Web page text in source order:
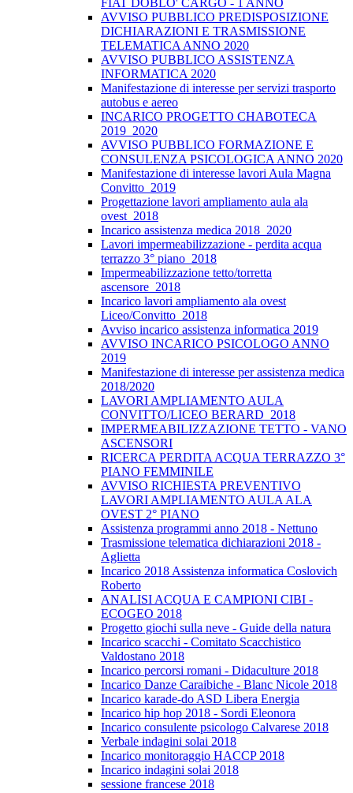
FIAT DOBLO' CARGO - 1 ANNO
AVVISO PUBBLICO PREDISPOSIZIONE
DICHIARAZIONI E TRASMISSIONE
TELEMATICA ANNO 2020
AVVISO PUBBLICO ASSISTENZA
INFORMATICA 2020
Manifestazione di interesse per servizi trasporto
autobus e aereo
INCARICO PROGETTO CHABOTECA
2019_2020
AVVISO PUBBLICO FORMAZIONE E
CONSULENZA PSICOLOGICA ANNO 2020
Manifestazione di interesse lavori Aula Magna
Convitto_2019
Progettazione lavori ampliamento aula ala
ovest_2018
Incarico assistenza medica 2018_2020
Lavori impermeabilizzazione - perdita acqua
terrazzo 3° piano_2018
Impermeabilizzazione tetto/torretta
ascensore_2018
Incarico lavori ampliamento ala ovest
Liceo/Convitto_2018
Avviso incarico assistenza informatica 2019
AVVISO INCARICO PSICOLOGO ANNO
2019
Manifestazione di interesse per assistenza medica
2018/2020
LAVORI AMPLIAMENTO AULA
CONVITTO/LICEO BERARD_2018
IMPERMEABILIZZAZIONE TETTO - VANO
ASCENSORI
RICERCA PERDITA ACQUA TERRAZZO 3°
PIANO FEMMINILE
AVVISO RICHIESTA PREVENTIVO
LAVORI AMPLIAMENTO AULA ALA
OVEST 2° PIANO
Assistenza programmi anno 2018 - Nettuno
Trasmissione telematica dichiarazioni 2018 -
Aglietta
Incarico 2018 Assistenza informatica Coslovich
Roberto
ANALISI ACQUA E CAMPIONI CIBI -
ECOGEO 2018
Progetto giochi sulla neve - Guide della natura
Incarico scacchi - Comitato Scacchistico
Valdostano 2018
Incarico percorsi romani - Didaculture 2018
Incarico Danze Caraibiche - Blanc Nicole 2018
Incarico karade-do ASD Libera Energia
Incarico hip hop 2018 - Sordi Eleonora
Incarico consulente psicologo Calvarese 2018
Verbale indagini solai 2018
Incarico monitoraggio HACCP 2018
Incarico indagini solai 2018
sessione francese 2018